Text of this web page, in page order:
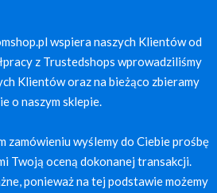
wspiera naszych Klientów od
z Trustedshops wprowadziliśmy
Klientów oraz na bieżąco zbieramy
o naszym sklepie.
zamówieniu wyślemy do Ciebie prośbę
Twoją oceną dokonanej transakcji.
ponieważ na tej podstawie możemy